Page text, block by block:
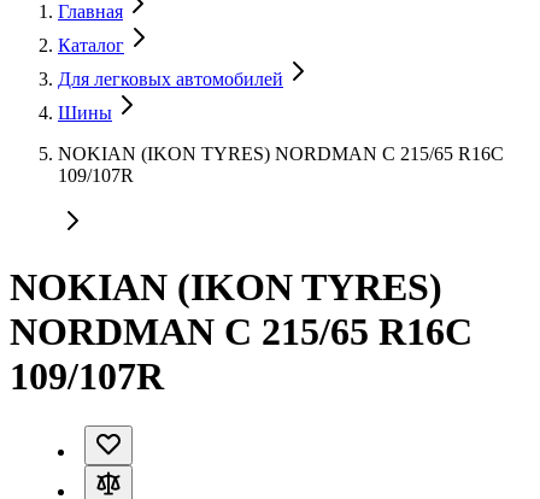
Главная
Каталог
Для легковых автомобилей
Шины
NOKIAN (IKON TYRES) NORDMAN C 215/65 R16C
109/107R
NOKIAN (IKON TYRES)
NORDMAN C 215/65 R16C
109/107R